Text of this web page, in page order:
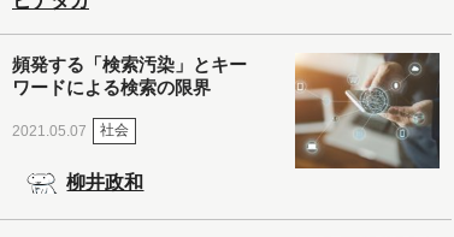
頻発する「検索汚染」とキー
ワードによる検索の限界
2021.05.07 社会
柳井政和